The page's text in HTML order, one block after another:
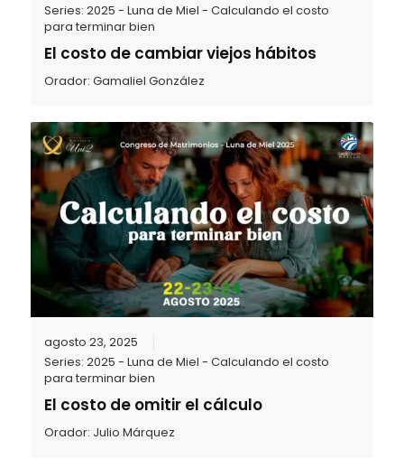
Series:2025 - Luna de Miel - Calculando el costo
para terminar bien
El costo de cambiar viejos hábitos
Orador:Gamaliel González
agosto 23, 2025
Series:2025 - Luna de Miel - Calculando el costo
para terminar bien
El costo de omitir el cálculo
Orador: Julio Márquez